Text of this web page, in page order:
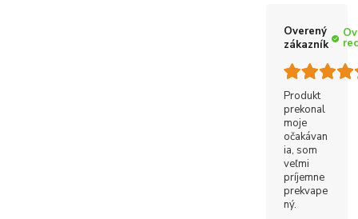
Overený
zákazník
Produkt
prekonal
moje
očakávan
ia, som
veľmi
príjemne
prekvape
ný.